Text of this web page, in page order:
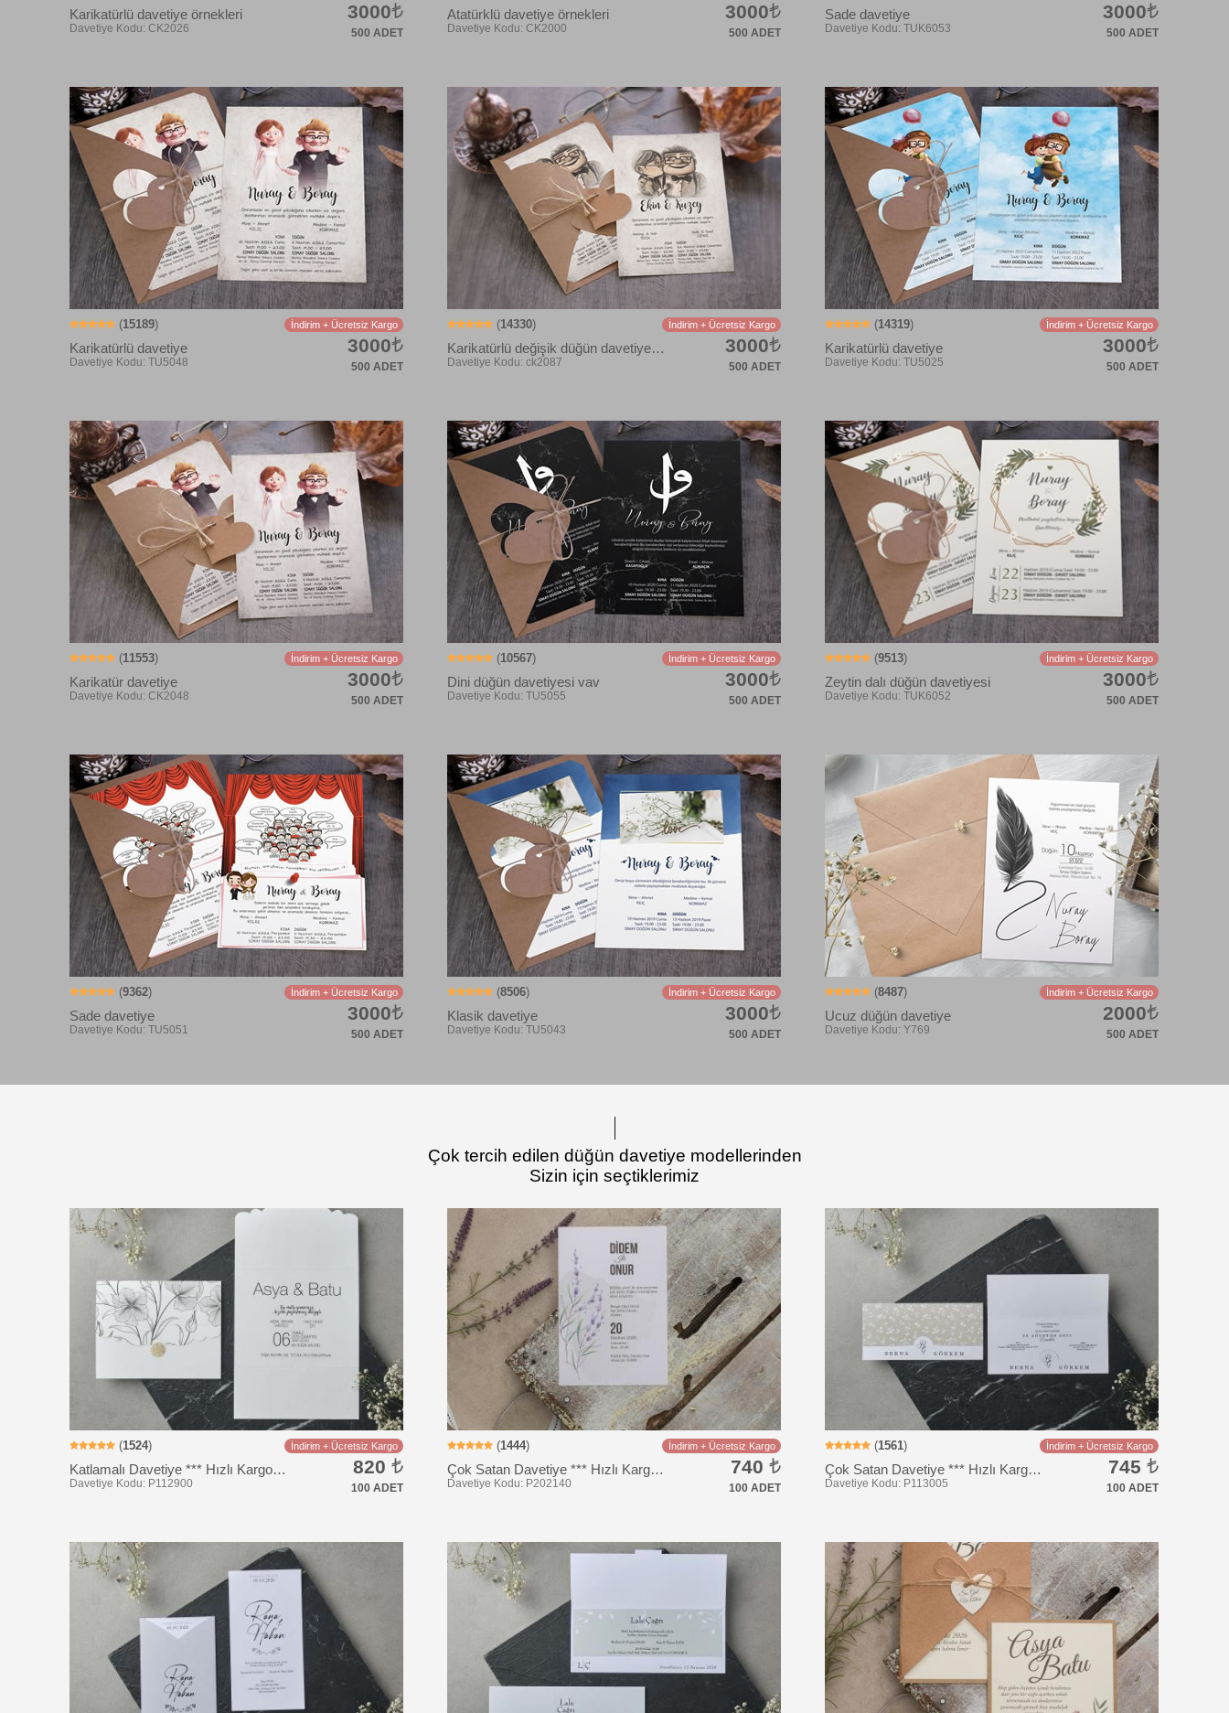
Karikatürlü davetiye örnekleri
Davetiye Kodu: CK2026
3000
500 ADET
Atatürklü davetiye örnekleri
Davetiye Kodu: CK2000
3000
500 ADET
Sade davetiye
Davetiye Kodu: TUK6053
3000
500 ADET
(15189) İndirim + Ücretsiz Kargo
Karikatürlü davetiye
Davetiye Kodu: TU5048
3000
500 ADET
(14330) İndirim + Ücretsiz Kargo
Karikatürlü değişik düğün davetiye modelleri
Davetiye Kodu: ck2087
3000
500 ADET
(14319) İndirim + Ücretsiz Kargo
Karikatürlü davetiye
Davetiye Kodu: TU5025
3000
500 ADET
(11553) İndirim + Ücretsiz Kargo
Karikatür davetiye
Davetiye Kodu: CK2048
3000
500 ADET
(10567) İndirim + Ücretsiz Kargo
Dini düğün davetiyesi vav
Davetiye Kodu: TU5055
3000
500 ADET
(9513) İndirim + Ücretsiz Kargo
Zeytin dalı düğün davetiyesi
Davetiye Kodu: TUK6052
3000
500 ADET
(9362) İndirim + Ücretsiz Kargo
Sade davetiye
Davetiye Kodu: TU5051
3000
500 ADET
(8506) İndirim + Ücretsiz Kargo
Klasik davetiye
Davetiye Kodu: TU5043
3000
500 ADET
(8487) İndirim + Ücretsiz Kargo
Ucuz düğün davetiye
Davetiye Kodu: Y769
2000
500 ADET
Çok tercih edilen düğün davetiye modellerinden
Sizin için seçtiklerimiz
(1524) İndirim + Ücretsiz Kargo
Katlamalı Davetiye *** Hızlı Kargo *** Ucuz Fiyat 820
100 ADET
(1444) İndirim + Ücretsiz Kargo
Çok Satan Davetiye *** Hızlı Kargo *** Ucuz Fiyat 740
100 ADET
(1561) İndirim + Ücretsiz Kargo
Çok Satan Davetiye *** Hızlı Kargo *** Ucuz Fiyat 745
100 ADET